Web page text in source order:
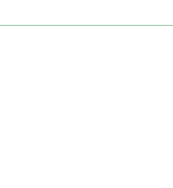
」ページに対応しています。
ノートづくりができるので、確実な定着に
の使い方や語彙力が身につきます。
囲んで表示しています。
きこみ練習に最適です。
。
す。